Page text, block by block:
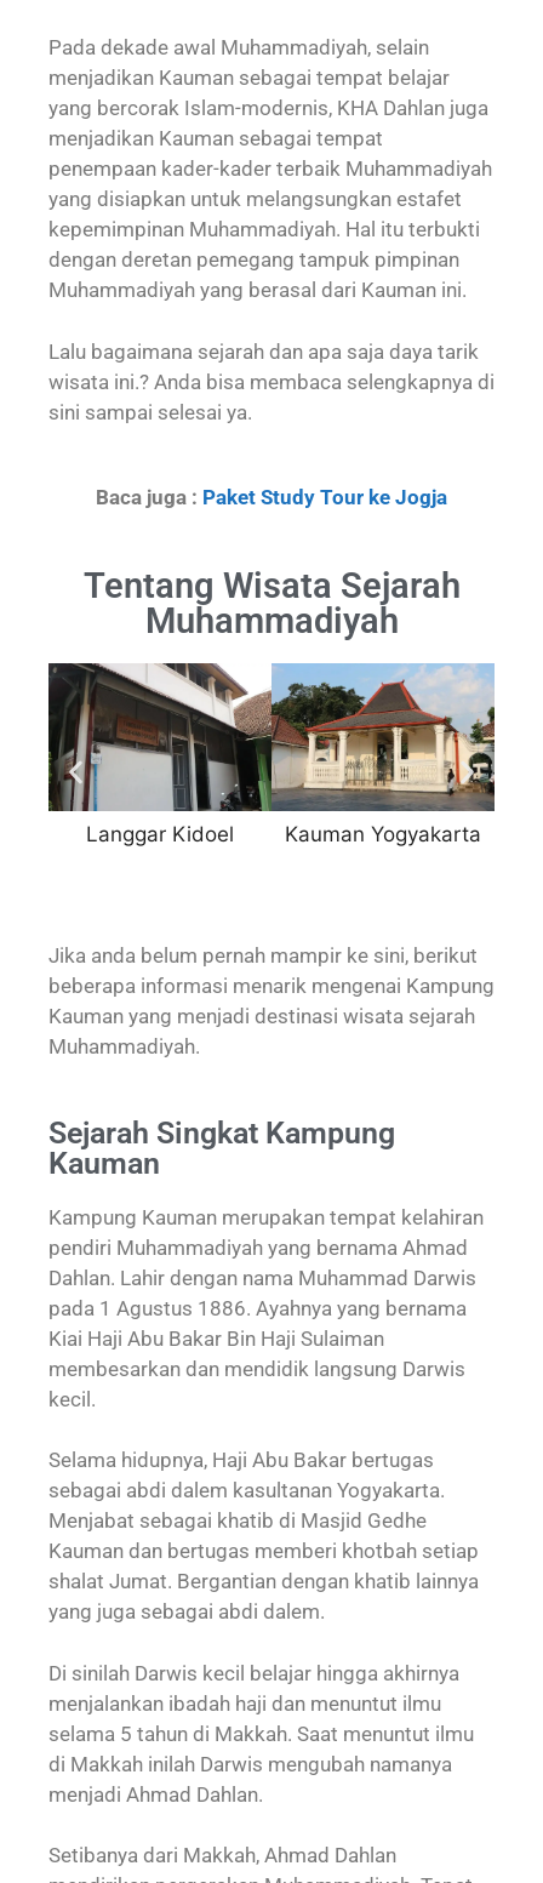
Pada dekade awal Muhammadiyah, selain
menjadikan Kauman sebagai tempat belajar
yang bercorak Islam-modernis, KHA Dahlan juga
menjadikan Kauman sebagai tempat
penempaan kader-kader terbaik Muhammadiyah
yang disiapkan untuk melangsungkan estafet
kepemimpinan Muhammadiyah. Hal itu terbukti
dengan deretan pemegang tampuk pimpinan
Muhammadiyah yang berasal dari Kauman ini.
Lalu bagaimana sejarah dan apa saja daya tarik
wisata ini.? Anda bisa membaca selengkapnya di
sini sampai selesai ya.
Baca juga : Paket Study Tour ke Jogja
Tentang Wisata Sejarah
Muhammadiyah
Langgar Kidoel Kauman Yogyakarta
Jika anda belum pernah mampir ke sini, berikut
beberapa informasi menarik mengenai Kampung
Kauman yang menjadi destinasi wisata sejarah
Muhammadiyah.
Sejarah Singkat Kampung
Kauman
Kampung Kauman merupakan tempat kelahiran
pendiri Muhammadiyah yang bernama Ahmad
Dahlan. Lahir dengan nama Muhammad Darwis
pada 1 Agustus 1886. Ayahnya yang bernama
Kiai Haji Abu Bakar Bin Haji Sulaiman
membesarkan dan mendidik langsung Darwis
kecil.
Selama hidupnya, Haji Abu Bakar bertugas
sebagai abdi dalem kasultanan Yogyakarta.
Menjabat sebagai khatib di Masjid Gedhe
Kauman dan bertugas memberi khotbah setiap
shalat Jumat. Bergantian dengan khatib lainnya
yang juga sebagai abdi dalem.
Di sinilah Darwis kecil belajar hingga akhirnya
menjalankan ibadah haji dan menuntut ilmu
selama 5 tahun di Makkah. Saat menuntut ilmu
di Makkah inilah Darwis mengubah namanya
menjadi Ahmad Dahlan.
Setibanya dari Makkah, Ahmad Dahlan